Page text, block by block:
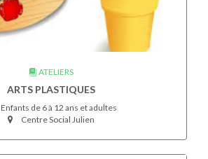
ATELIERS
ARTS PLASTIQUES
Enfants de 6 à 12 ans et adultes
Centre Social Julien